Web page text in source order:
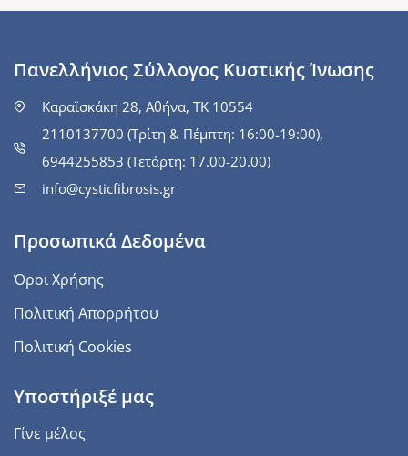
Πανελλήνιος Σύλλογος Κυστικής Ίνωσης
Καραϊσκάκη 28, Αθήνα, ΤΚ 10554
2110137700 (Τρίτη & Πέμπτη: 16:00-19:00),
6944255853 (Τετάρτη: 17.00-20.00)
info@cysticfibrosis.gr
Προσωπικά Δεδομένα
Όροι Χρήσης
Πολιτική Απορρήτου
Πολιτική Cookies
Υποστήριξέ μας
Γίνε μέλος